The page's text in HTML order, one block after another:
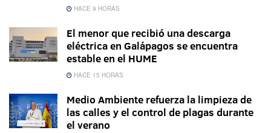
HACE 9 HORAS
El menor que recibió una descarga
eléctrica en Galápagos se encuentra
estable en el HUME
HACE 15 HORAS
Medio Ambiente refuerza la limpieza de
las calles y el control de plagas durante
el verano